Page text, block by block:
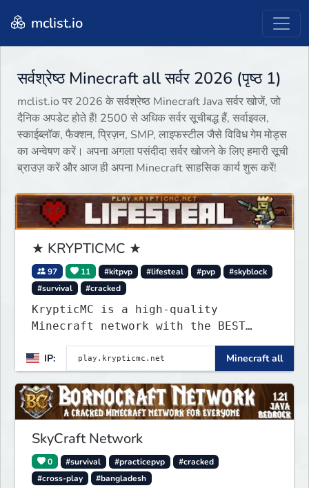
mclist.io
सर्वश्रेष्ठ Minecraft all सर्वर 2026 (पृष्ठ 1)
mclist.io पर 2026 के सर्वश्रेष्ठ Minecraft Java सर्वर खोजें, जो
दैनिक अपडेट होते हैं! 2500 से अधिक सर्वर सूचीबद्ध हैं, सर्वाइवल,
स्काईब्लॉक, फैक्शन, प्रिज़न, SMP, लाइफस्टील जैसे विविध गेम मोड्स
का अन्वेषण करें। अपना अगला पसंदीदा सर्वर खोजने के लिए हमारी सूची
ब्राउज़ करें और आज ही अपना Minecraft साहसिक कार्य शुरू करें!
★ KRYPTICMC ★
97 11 #kitpvp #lifesteal #pvp
#skyblock
#survival
#cracked
KrypticMC is a high-quality
Minecraft network with the BEST
gamemodes you'll ever play.
Minigames, KitPvP, Lifesteal,
Prison, Practice, Bedwars, Skywars,
& much much more!
IP: Minecraft all
SkyCraft Network
0 #survival #practicepvp
#cracked
#cross-play
#bangladesh